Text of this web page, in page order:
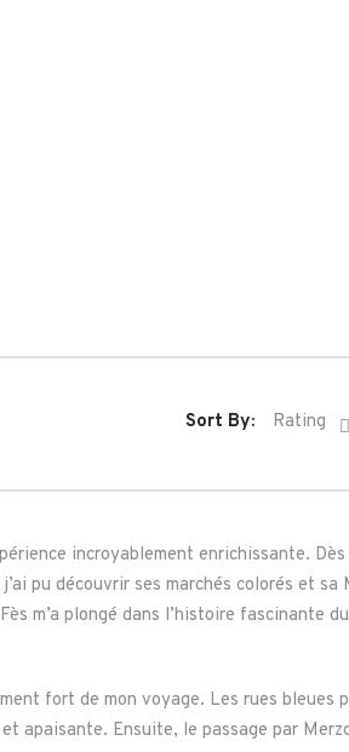
Sort By: Rating
incroyablement enrichissante. Dès
pu découvrir ses marchés colorés et sa
m’a plongé dans l’histoire fascinante
fort de mon voyage. Les rues
apaisante. Ensuite, le passage par